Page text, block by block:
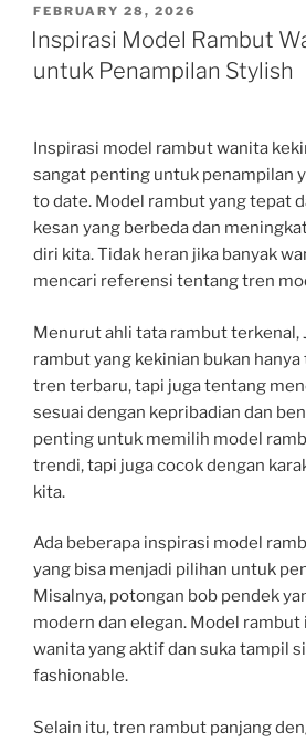
POSTED
ON
FEBRUARY 28, 2026
Inspirasi Model Rambut
untuk Penampilan Stylish
Inspirasi model rambut wanita
sangat penting untuk penampilan
to date. Model rambut yang tepat
kesan yang berbeda dan
diri kita. Tidak heran jika banyak
mencari referensi tentang tren
Menurut ahli tata rambut terkenal,
rambut yang kekinian bukan
tren terbaru, tapi juga tentang
sesuai dengan kepribadian dan
penting untuk memilih model
trendi, tapi juga cocok dengan
kita.
Ada beberapa inspirasi model
yang bisa menjadi pilihan untuk
Misalnya, potongan bob pendek
modern dan elegan. Model
wanita yang aktif dan suka tampil
fashionable.
Selain itu, tren rambut panjang